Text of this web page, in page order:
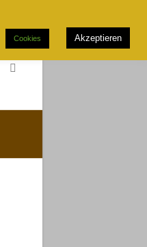
Cookies Akzeptieren